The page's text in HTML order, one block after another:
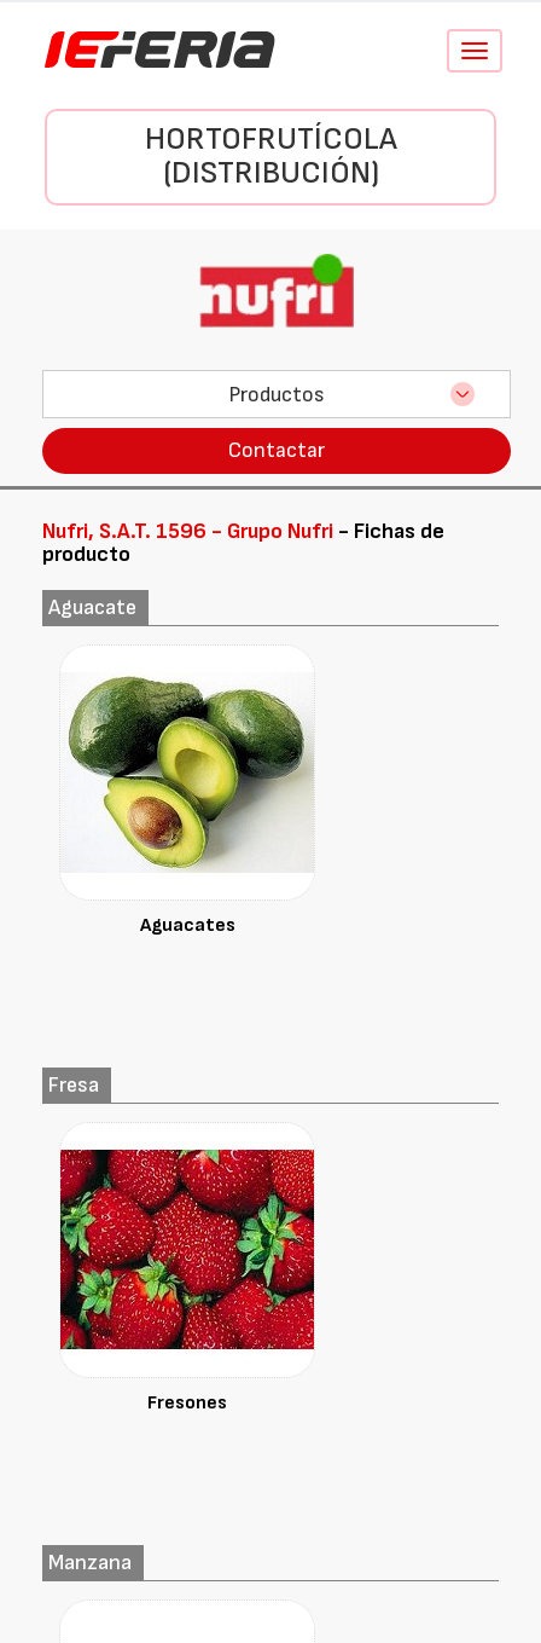
Conmutar
HORTOFRUTÍCOLA
(DISTRIBUCIÓN)
Productos
Contactar
Nufri, S.A.T. 1596 - Grupo Nufri - Fichas de
producto
Aguacate
Aguacates
Fresa
Fresones
Manzana